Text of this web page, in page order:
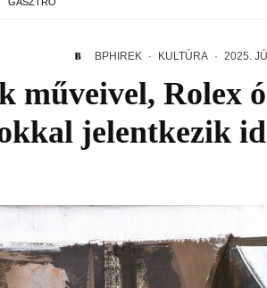
BPHIREK · KULTÚRA · 2025.
műveivel, Rolex
jelentkezik